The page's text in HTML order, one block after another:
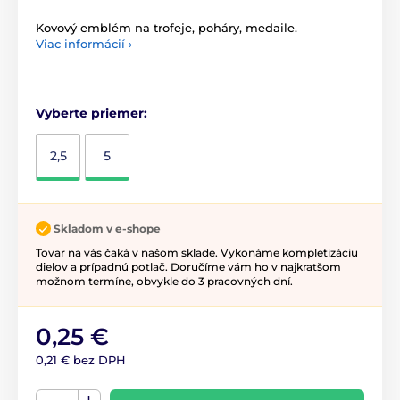
Kovový emblém na trofeje, poháry, medaile.
Viac informácií ›
Vyberte priemer:
2,5 5
Skladom v e-shope
Tovar na vás čaká v našom sklade. Vykonáme kompletizáciu
dielov a prípadnú potlač. Doručíme vám ho v najkratšom
možnom termíne, obvykle do 3 pracovných dní.
0,25 €
0,21 € bez DPH